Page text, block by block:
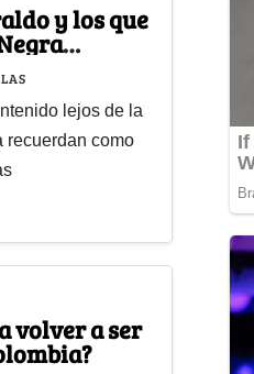
y los que
de
lejos de la
recuerdan como
volver a ser